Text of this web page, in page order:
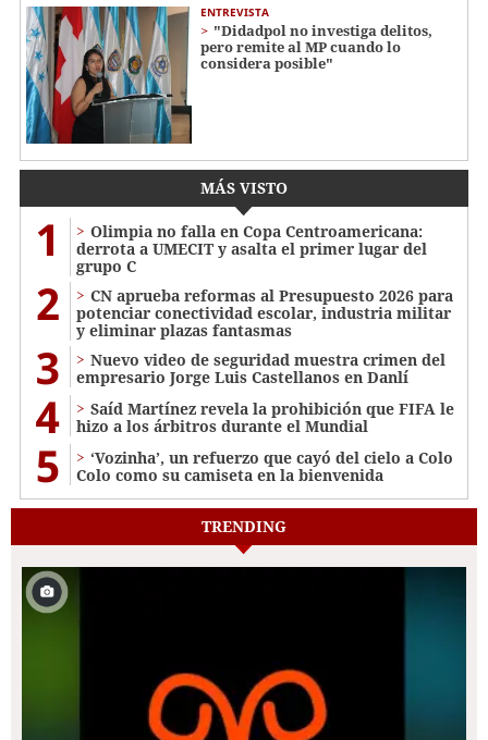
ENTREVISTA
"Didadpol no investiga delitos,
pero remite al MP cuando lo
considera posible"
MÁS VISTO
1
Olimpia no falla en Copa Centroamericana:
derrota a UMECIT y asalta el primer lugar del
grupo C
2
CN aprueba reformas al Presupuesto 2026 para
potenciar conectividad escolar, industria militar
y eliminar plazas fantasmas
3
Nuevo video de seguridad muestra crimen del
empresario Jorge Luis Castellanos en Danlí
4
Saíd Martínez revela la prohibición que FIFA le
hizo a los árbitros durante el Mundial
5
‘Vozinha’, un refuerzo que cayó del cielo a Colo
Colo como su camiseta en la bienvenida
TRENDING